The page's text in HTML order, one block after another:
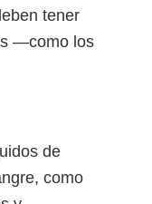
tener
—como los
de
como